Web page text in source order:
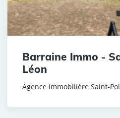
Barraine Immo -
Léon
Agence immobilière Saint-